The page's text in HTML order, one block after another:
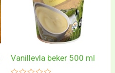
Vanillevla beker 500 ml